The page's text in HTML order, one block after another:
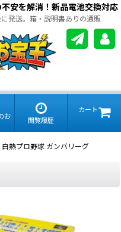
安を解消！新品電池交換対応
発送。箱・説明書ありの通販
お
閲覧履歴
カート
白熱プロ野球 ガンバリーグ